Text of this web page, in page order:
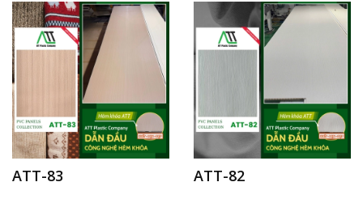
ATT-83 ATT-82